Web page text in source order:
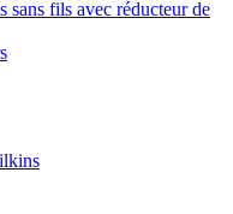
sans fils avec réducteur de